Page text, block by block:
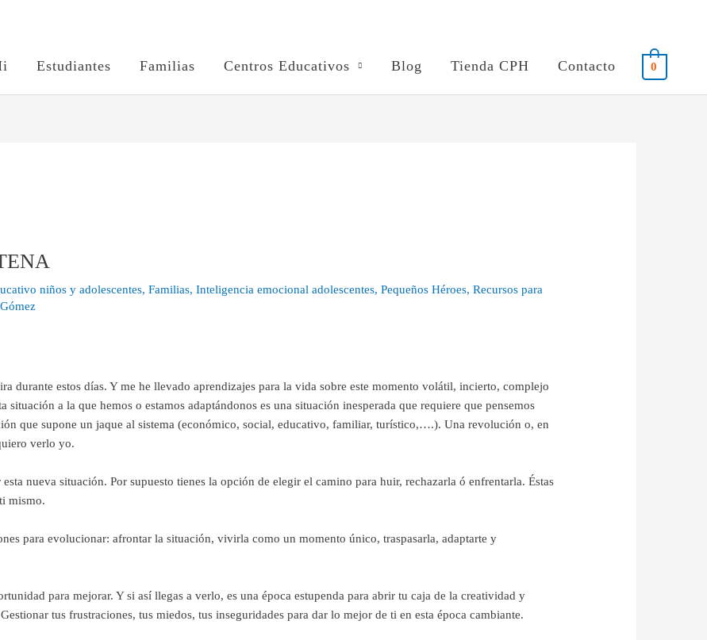
Estudiantes Familias Centros Educativos Blog Tienda CPH Contacto 0
niños y adolescentes, Familias, Inteligencia emocional adolescentes, Pequeños Héroes, Recursos para
durante estos días. Y me he llevado aprendizajes para la vida sobre este momento volátil, incierto, complejo
situación a la que hemos o estamos adaptándonos es una situación inesperada que requiere que pensemos
que supone un jaque al sistema (económico, social, educativo, familiar, turístico,….). Una revolución o, en
verlo yo.
nueva situación. Por supuesto tienes la opción de elegir el camino para huir, rechazarla ó enfrentarla. Éstas
mismo.
para evolucionar: afrontar la situación, vivirla como un momento único, traspasarla, adaptarte y
para mejorar. Y si así llegas a verlo, es una época estupenda para abrir tu caja de la creatividad y
tus frustraciones, tus miedos, tus inseguridades para dar lo mejor de ti en esta época cambiante.